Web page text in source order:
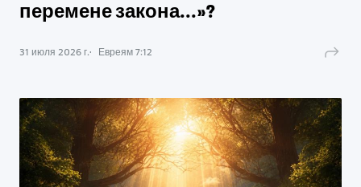
перемене закона...»?
31 июля 2026 г. Евреям 7:12